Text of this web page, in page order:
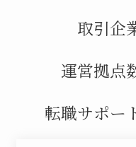
取引企
運営拠点
転職サポー